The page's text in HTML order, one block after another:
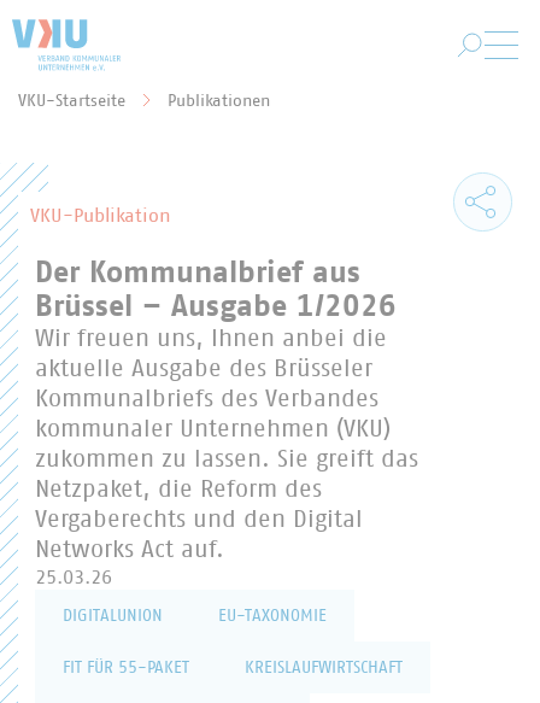
VKU-Startseite Publikationen
VKU-Publikation
Der Kommunalbrief aus
Brüssel – Ausgabe 1/2026
Wir freuen uns, Ihnen anbei die
aktuelle Ausgabe des Brüsseler
Kommunalbriefs des Verbandes
kommunaler Unternehmen (VKU)
zukommen zu lassen. Sie greift das
Netzpaket, die Reform des
Vergaberechts und den Digital
Networks Act auf.
25.03.26
DIGITALUNION EU-TAXONOMIE
FIT FÜR 55-PAKET KREISLAUFWIRTSCHAFT